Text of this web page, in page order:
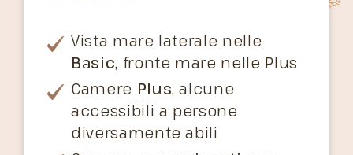
Vista mare laterale nelle
Basic, fronte mare nelle Plus
Camere Plus, alcune
accessibili a persone
diversamente abili